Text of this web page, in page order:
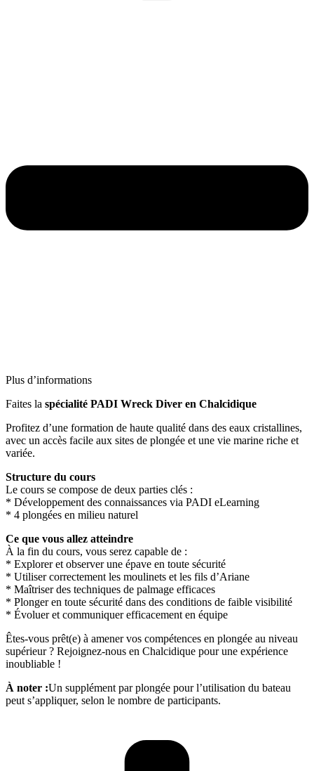
Plus d’informations
Faites la spécialité PADI Wreck Diver en Chalcidique
Profitez d’une formation de haute qualité dans des eaux cristallines,
avec un accès facile aux sites de plongée et une vie marine riche et
variée.
Structure du cours
Le cours se compose de deux parties clés :
* Développement des connaissances via PADI eLearning
* 4 plongées en milieu naturel
Ce que vous allez atteindre
À la fin du cours, vous serez capable de :
* Explorer et observer une épave en toute sécurité
* Utiliser correctement les moulinets et les fils d’Ariane
* Maîtriser des techniques de palmage efficaces
* Plonger en toute sécurité dans des conditions de faible visibilité
* Évoluer et communiquer efficacement en équipe
Êtes-vous prêt(e) à amener vos compétences en plongée au niveau
supérieur ? Rejoignez-nous en Chalcidique pour une expérience
inoubliable !
À noter :Un supplément par plongée pour l’utilisation du bateau
peut s’appliquer, selon le nombre de participants.